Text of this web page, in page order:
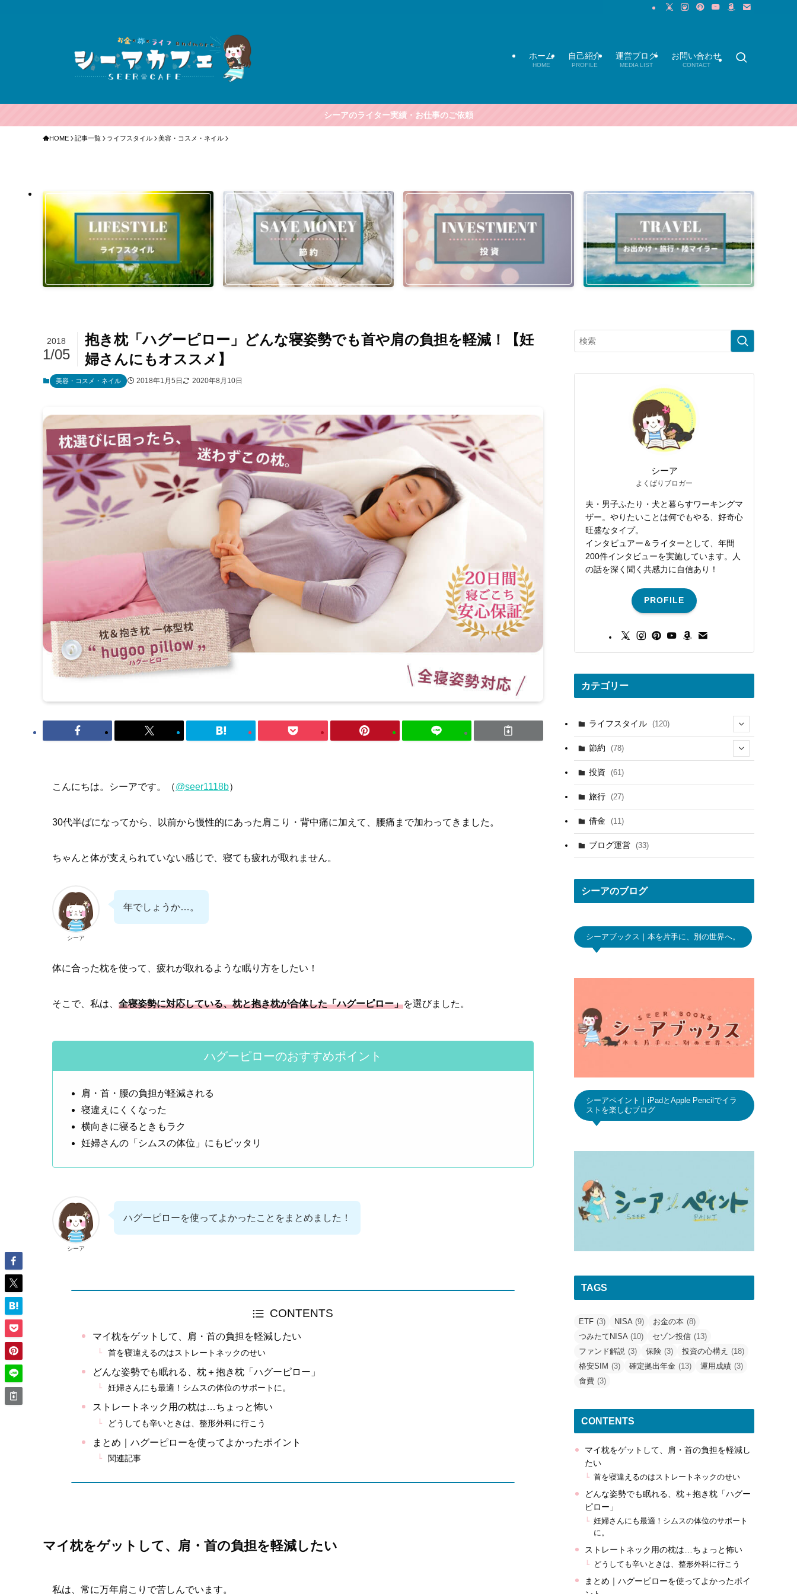
ホーム
HOME
自己紹介
PROFILE
運営ブログ
MEDIA LIST
お問い合わせ
CONTACT
シーアのライター実績・お仕事のご依頼
HOME 記事一覧 ライフスタイル 美容・コスメ・ネイル
抱き枕「ハグーピロー」どんな寝姿勢でも首や肩の負担を軽減！【妊
婦さんにもオススメ】
2018
1/05
美容・コスメ・ネイル 2018年1月5日 2020年8月10日
こんにちは。シーアです。（@seer1118b）
30代半ばになってから、以前から慢性的にあった肩こり・背中痛に加えて、腰痛まで加わってきました。
ちゃんと体が支えられていない感じで、寝ても疲れが取れません。
シーア
年でしょうか…。
体に合った枕を使って、疲れが取れるような眠り方をしたい！
そこで、私は、 全寝姿勢に対応している、枕と抱き枕が合体した「ハグーピロー」を選びました。
ハグーピローのおすすめポイント
肩・首・腰の負担が軽減される
寝違えにくくなった
横向きに寝るときもラク
妊婦さんの「シムスの体位」にもピッタリ
シーア
ハグーピローを使ってよかったことをまとめました！
CONTENTS
マイ枕をゲットして、肩・首の負担を軽減したい
首を寝違えるのはストレートネックのせい
どんな姿勢でも眠れる、枕＋抱き枕「ハグーピロー」
妊婦さんにも最適！シムスの体位のサポートに。
ストレートネック用の枕は…ちょっと怖い
どうしても辛いときは、整形外科に行こう
まとめ｜ハグーピローを使ってよかったポイント
関連記事
マイ枕をゲットして、肩・首の負担を軽減したい
私は、常に万年肩こりで苦しんでいます。
シーア
よくばりブロガー
夫・男子ふたり・犬と暮らすワーキングマ
ザー。やりたいことは何でもやる、好奇心
旺盛なタイプ。
インタビュアー＆ライターとして、年間
200件インタビューを実施しています。人
の話を深く聞く共感力に自信あり！
PROFILE
カテゴリー
ライフスタイル (120)
(10)
(26)
節約 (78)
(9)
(10)
(20)
投資 (61)
旅行 (27)
借金 (11)
ブログ運営 (33)
シーアのブログ
シーアブックス｜本を片手に、別の世界へ。
シーアペイント｜iPadとApple Pencilでイラ
ストを楽しむブログ
TAGS
ETF (3) NISA (9) お金の本 (8)
つみたてNISA (10) セゾン投信 (13)
ファンド解説 (3) 保険 (3) 投資の心構え (18)
格安SIM (3) 確定拠出年金 (13) 運用成績 (3)
食費 (3)
CONTENTS
マイ枕をゲットして、肩・首の負担を軽減し
たい
首を寝違えるのはストレートネックのせい
どんな姿勢でも眠れる、枕＋抱き枕「ハグー
ピロー」
妊婦さんにも最適！シムスの体位のサポート
に。
ストレートネック用の枕は…ちょっと怖い
どうしても辛いときは、整形外科に行こう
まとめ｜ハグーピローを使ってよかったポイ